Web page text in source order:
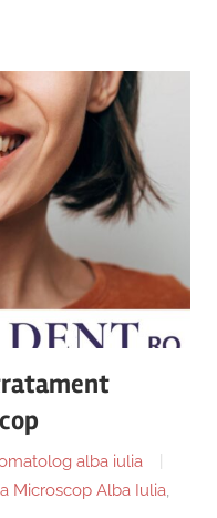
alba iulia
Microscop Alba Iulia,